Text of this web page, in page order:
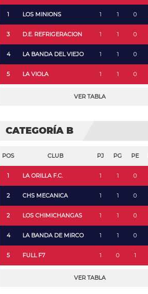
1 LOS MINIONS 1 1 0
3 D.E. REFRIGERACION 1 1 0
4 LA BANDA DEL VIEJO 1 1 0
5 LA VIOLA 1 1 0
VER TABLA
CATEGORÍA B
POS CLUB PJ PG PE
1 LA ORILLA F.C. 1 1 0
2 CHS MECANICA 1 1 0
2 LOS CHIMICHANGAS 1 1 0
4 LA BANDA DE MIRCO 1 1 0
5 FULL F7 1 0 1
VER TABLA